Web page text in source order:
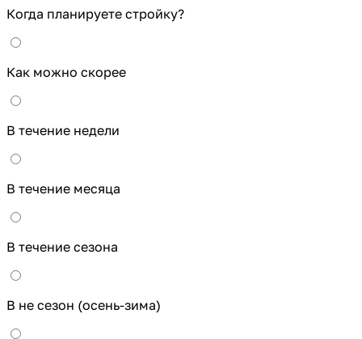
Когда планируете стройку?
Как можно скорее
В течение недели
В течение месяца
В течение сезона
В не сезон (осень-зима)